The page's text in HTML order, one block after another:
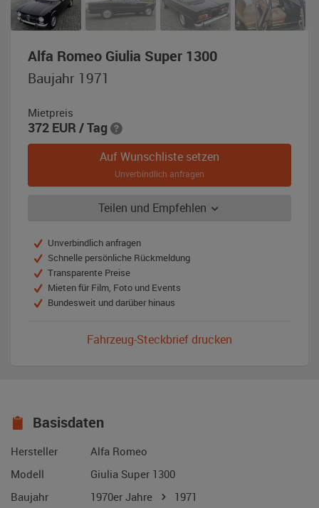
Alfa Romeo Giulia Super 1300,
Baujahr 1971
Mietpreis
372 EUR / Tag
Auf Wunschliste setzen
Unverbindlich anfragen
Teilen und Empfehlen
Unverbindlich anfragen
Schnelle persönliche Rückmeldung
Transparente Preise
Mieten für Film, Foto und Events
Bundesweit und darüber hinaus
Fahrzeug-Steckbrief drucken
Basisdaten
Hersteller
Alfa Romeo
Modell
Giulia Super 1300
Baujahr
1970er Jahre
1971